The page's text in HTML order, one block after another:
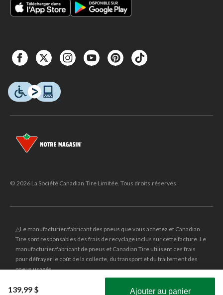
139,99 $ Ajouter au panier
© 2026 La Société Canadian Tire Limitée. Tous droits réservés.
△Le manufacturier/fabricant des pneus que vous achetez et Canadian
Tire sont responsables des frais de recyclage inclus sur cette facture. Le
manufacturier/fabricant de pneus et Canadian Tire utilisent ces frais
pour défrayer le coût de la collecte, du transport et du traitement des
pneus usagés.
marques de commerce déposées de la Société Canadian Tire Limitée.